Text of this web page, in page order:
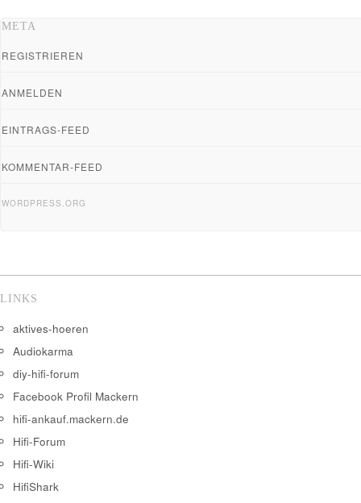
META
REGISTRIEREN
ANMELDEN
EINTRAGS-FEED
KOMMENTAR-FEED
WORDPRESS.ORG
LINKS
aktives-hoeren
Audiokarma
diy-hifi-forum
Facebook Profil Mackern
hifi-ankauf.mackern.de
Hifi-Forum
Hifi-Wiki
HifiShark